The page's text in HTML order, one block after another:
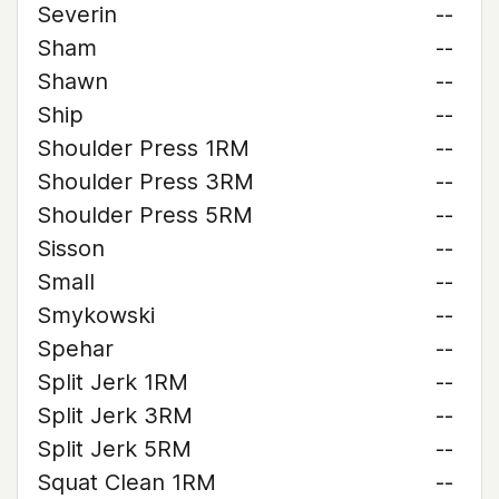
Severin
--
Sham
--
Shawn
--
Ship
--
Shoulder Press 1RM
--
Shoulder Press 3RM
--
Shoulder Press 5RM
--
Sisson
--
Small
--
Smykowski
--
Spehar
--
Split Jerk 1RM
--
Split Jerk 3RM
--
Split Jerk 5RM
--
Squat Clean 1RM
--